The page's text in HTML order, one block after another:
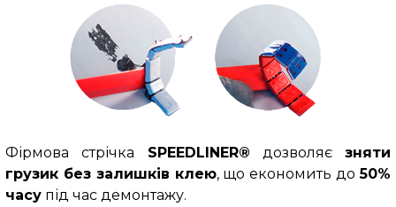
Фірмова стрічка SPEEDLINER® дозволяєзняти
грузик без залишків клею, що економить до50%
часупід час демонтажу.